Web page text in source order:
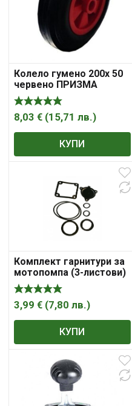
Колело гумено 200х 50
червено ПРИЗМА
8,03 € (15,71 лв.)
КУПИ
Комплект гарнитури за
мотопомпа (3-листови)
3,99 € (7,80 лв.)
КУПИ